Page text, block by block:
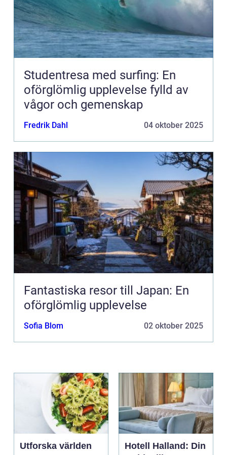
Studentresa med surfing: En
oförglömlig upplevelse fylld av
vågor och gemenskap
Fredrik Dahl 04 oktober 2025
Fantastiska resor till Japan: En
oförglömlig upplevelse
Sofia Blom 02 oktober 2025
Utforska världen
Hotell Halland: Din